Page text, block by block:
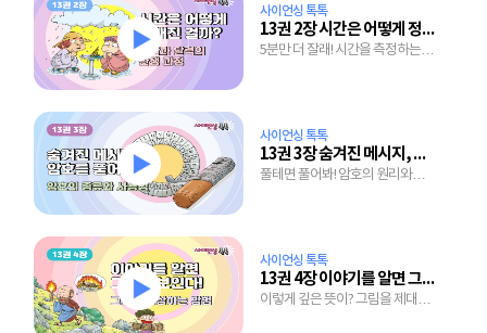
사이언싱 톡톡
13권 2장 시간은 어떻게 정해진 걸까?
5분만 더 잘래! 시간을 측정하는
사이언싱 톡톡
13권 3장 숨겨진 메시지, 암호를 풀어라
풀테면 풀어봐! 암호의 원리와
사이언싱 톡톡
13권 4장 이야기를 알면 그림이 보인다!
이렇게 깊은 뜻이? 그림을 제대로